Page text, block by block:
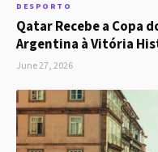
DESPORTO
Qatar Recebe a Copa
Argentina à Vitória
June 27, 2026